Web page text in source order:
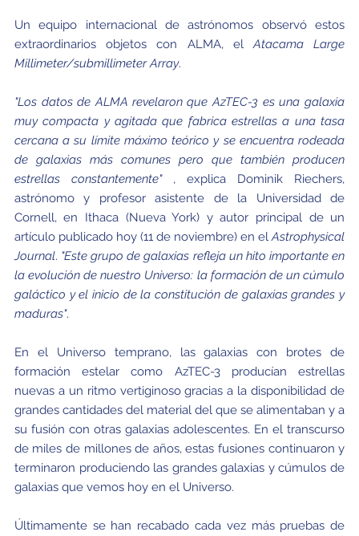
Un equipo internacional de astrónomos observó estos
extraordinarios objetos con ALMA, elAtacama Large
Millimeter/submillimeter Array.
"Los datos de ALMA revelaron que AzTEC-3 es una galaxia
muy compacta y agitada que fabrica estrellas a una tasa
cercana a su límite máximo teórico y se encuentra rodeada
de galaxias más comunes pero que también producen
estrellas constantemente", explica Dominik Riechers,
astrónomo y profesor asistente de la Universidad de
Cornell, en Ithaca (Nueva York) y autor principal de un
artículo publicado hoy (11 de noviembre) en elAstrophysical
Journal. "Este grupo de galaxias refleja un hito importante en
la evolución de nuestro Universo: la formación de un cúmulo
galáctico y el inicio de la constitución de galaxias grandes y
maduras".
En el Universo temprano, las galaxias con brotes de
formación estelar como AzTEC-3 producían estrellas
nuevas a un ritmo vertiginoso gracias a la disponibilidad de
grandes cantidades del material del que se alimentaban y a
su fusión con otras galaxias adolescentes. En el transcurso
de miles de millones de años, estas fusiones continuaron y
terminaron produciendo las grandes galaxias y cúmulos de
galaxias que vemos hoy en el Universo.
Últimamente se han recabado cada vez más pruebas de